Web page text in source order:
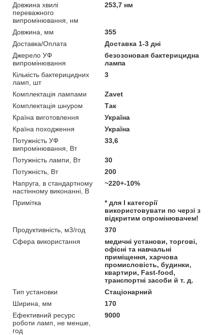
Довжина хвилі
переважного
випромінювання, нм
253,7 нм
Довжина, мм
355
Доставка/Оплата
Доставка 1-3 дні
Джерело УФ
випромінювання
безозоновая бактерицидна
лампа
Кількість бактерицидних
ламп, шт
3
Комплектація лампами
Zavet
Комплектація шнуром
Так
Країна виготовлення
Україна
Країна походження
Україна
Потужність УФ
випромінювання, Вт
33,6
Потужність лампи, Вт
30
Потужність, Вт
200
Напруга, в стандартному
настінному виконанні, В
~220+-10%
Примітка
* для I категорії
використовувати по черзі з
відкритим опромінювачем!
Продуктивність, м3/год
370
Сфера використання
медичні установи, торгові,
офісні та навчальні
приміщення, харчова
промисловість, будинки,
квартири, Fast-food,
транспортні засоби й т. д.
Тип установки
Стаціонарний
Ширина, мм
170
Ефективний ресурс
роботи ламп, не менше,
год
9000